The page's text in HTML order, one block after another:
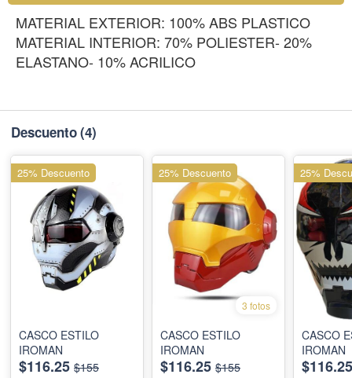
MATERIAL EXTERIOR: 100% ABS PLASTICO
MATERIAL INTERIOR: 70% POLIESTER- 20%
ELASTANO- 10% ACRILICO
Descuento(4)
CASCO ESTILO
IROMAN
$116.25 $155
25% Descuento
3 fotos
CASCO ESTILO
IROMAN
$116.25 $155
25% Descuento
CASCO
IROMAN
$116.25
25%